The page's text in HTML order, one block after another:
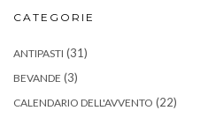
CATEGORIE
ANTIPASTI (31)
BEVANDE (3)
CALENDARIO DELL'AVVENTO (22)